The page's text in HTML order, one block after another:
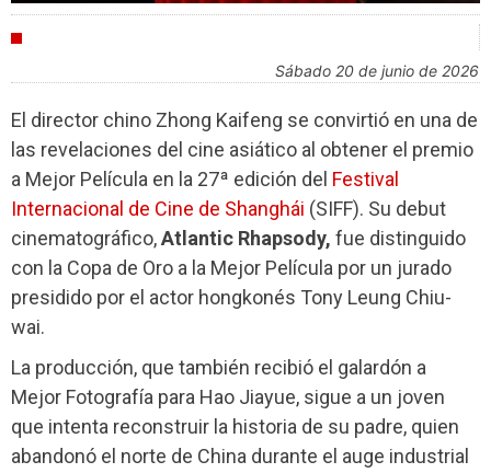
sábado 20 de junio de 2026
El director chino Zhong Kaifeng se convirtió en una de
las revelaciones del cine asiático al obtener el premio
a Mejor Película en la 27ª edición del Festival
Internacional de Cine de Shanghái (SIFF). Su debut
cinematográfico,Atlantic Rhapsody, fue distinguido
con la Copa de Oro a la Mejor Película por un jurado
presidido por el actor hongkonés Tony Leung Chiu-
wai.
La producción, que también recibió el galardón a
Mejor Fotografía para Hao Jiayue, sigue a un joven
que intenta reconstruir la historia de su padre, quien
abandonó el norte de China durante el auge industrial